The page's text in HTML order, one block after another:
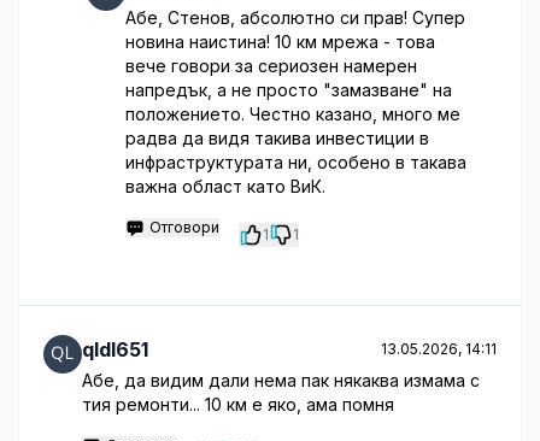
Абе, Стенов, абсолютно си прав! Супер
новина наистина! 10 км мрежа - това
вече говори за сериозен намерен
напредък, а не просто "замазване" на
положението. Честно казано, много ме
радва да видя такива инвестиции в
инфраструктурата ни, особено в такава
важна област като ВиК.
Отговори 1 1
qldl651 13.05.2026, 14:11
Абе, да видим дали нема пак някаква измама с
тия ремонти... 10 км е яко, ама помня